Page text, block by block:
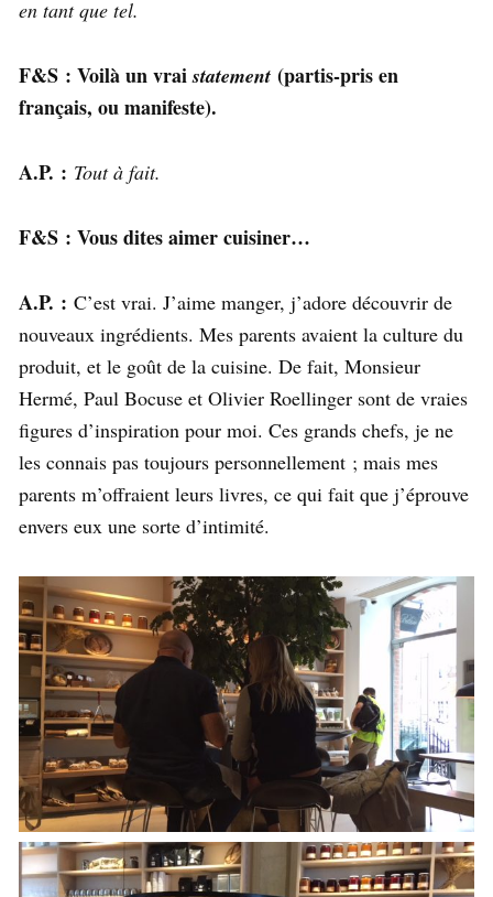
en tant que tel.
F&S : Voilà un vraistatement (partis-pris en
français, ou manifeste).
A.P. : Tout à fait.
F&S : Vous dites aimer cuisiner…
A.P. : C’est vrai. J’aime manger, j’adore découvrir de
nouveaux ingrédients. Mes parents avaient la culture du
produit, et le goût de la cuisine. De fait, Monsieur
Hermé, Paul Bocuse et Olivier Roellinger sont de vraies
figures d’inspiration pour moi. Ces grands chefs, je ne
les connais pas toujours personnellement ; mais mes
parents m’offraient leurs livres, ce qui fait que j’éprouve
envers eux une sorte d’intimité.